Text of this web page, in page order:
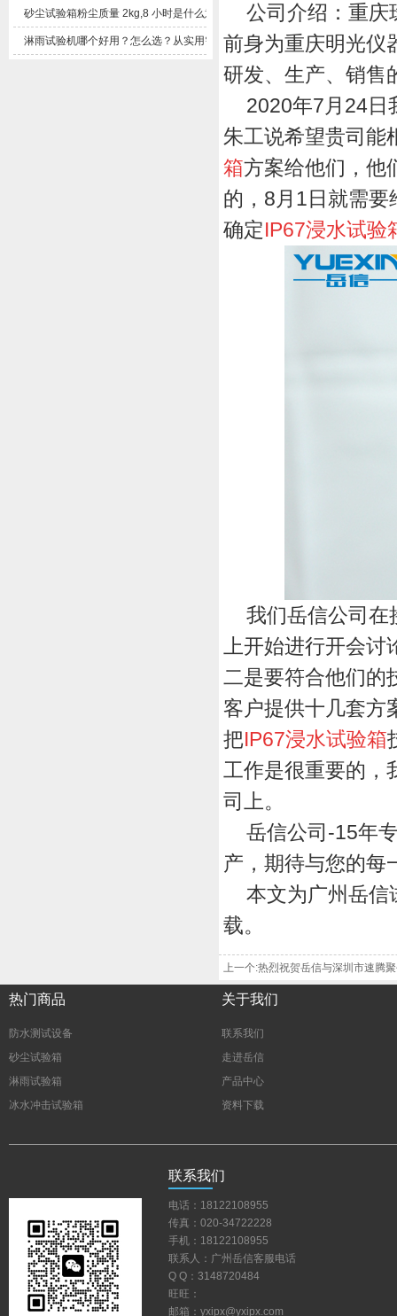
砂尘试验箱粉尘质量2kg,8小时是什么意思？
淋雨试验机哪个好用？怎么选？从实用需求客观梳理选购思路
公司介绍：重庆
前身为重庆明光仪
研发、生产、销售
2020年7月 24日
朱工说希望贵司能
箱方案给他们，他
的， 8月 1日就需要
确定IP67浸水试验
我们岳信公司在
上开始进行开会
二是要符合他们的
客户提供十几套方
把IP67浸水试验箱
工作是很重要的，
司上。
岳信公司-15年
产，期待与您的每
本文为广州岳信
载。
上一个:热烈祝贺岳信与深圳市速腾
热门商品
防水测试设备
砂尘试验箱
淋雨试验箱
冰水冲击试验箱
关于我们
联系我们
走进岳信
产品中心
资料下载
联系我们
电话：18122108955
传真：020-34722228
手机：18122108955
联系人：广州岳信客服电话
QQ：3148720484
旺旺：
邮箱：yxipx@yxipx.com